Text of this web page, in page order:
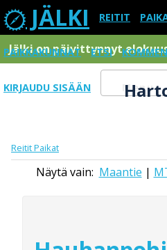
JÄLKI REITIT
PAIKKAKUNNAT ETSI
KIRJAUDU SISÄÄN Menu
Jälki on päivittynnyt
ReititPaikat
Näytä vain: Maantie |